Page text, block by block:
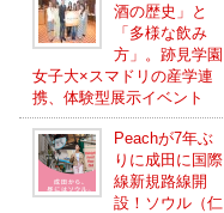
酒の歴史」と
「多様な飲み
方」。跡見学園
女子大×スマドリの産学連
携、体験型展示イベント
Peachが7年ぶ
りに成田に国際
線新規路線開
設！ソウル（仁